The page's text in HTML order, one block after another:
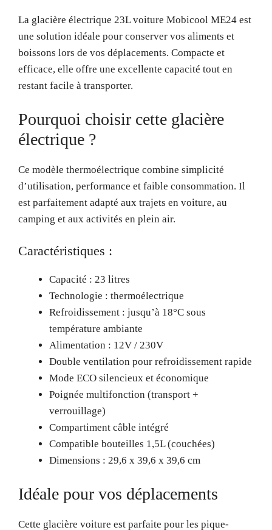
La glacière électrique 23L voiture Mobicool ME24 est
une solution idéale pour conserver vos aliments et
boissons lors de vos déplacements. Compacte et
efficace, elle offre une excellente capacité tout en
restant facile à transporter.
Pourquoi choisir cette glacière
électrique ?
Ce modèle thermoélectrique combine simplicité
d’utilisation, performance et faible consommation. Il
est parfaitement adapté aux trajets en voiture, au
camping et aux activités en plein air.
Caractéristiques :
Capacité : 23 litres
Technologie : thermoélectrique
Refroidissement : jusqu’à 18°C sous
température ambiante
Alimentation : 12V / 230V
Double ventilation pour refroidissement rapide
Mode ECO silencieux et économique
Poignée multifonction (transport +
verrouillage)
Compartiment câble intégré
Compatible bouteilles 1,5L (couchées)
Dimensions : 29,6 x 39,6 x 39,6 cm
Idéale pour vos déplacements
Cette glacière voiture est parfaite pour les pique-